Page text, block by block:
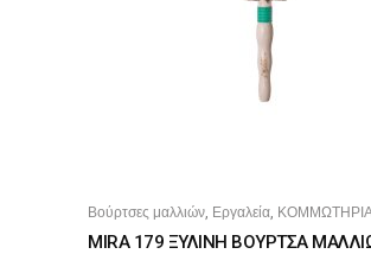
ΠΡΟΣΘΉΚΗ ΣΤΟ ΚΑΛΆΘΙ
Βούρτσες μαλλιών, Εργαλεία,
MIRA 179 ΞΥΛΙΝΗ ΒΟΥΡΤΣΑ